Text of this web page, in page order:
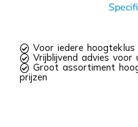
 Voor iedere hoogteklus
 Vrijblijvend advies voor
 Groot assortiment
prijzen